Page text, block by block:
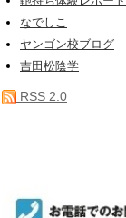
なでしこ
ヤンゴン校ブログ
吉田松陰学
RSS 2.0